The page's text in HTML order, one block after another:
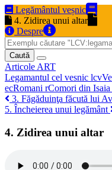
Legământul veșnic
4. Zidirea unui altar
Despre
Caută
Articole ART
Legamantul cel vesnic lcv
ecRomani rComori din Isaia
3. Făgăduinţa făcută lui
5. Încheierea unui legământ
4. Zidirea unui altar